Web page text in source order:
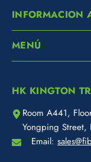
INFORMACION
MENÚ
HK KINGTON
Room A441,
Yongping Street,
Email: